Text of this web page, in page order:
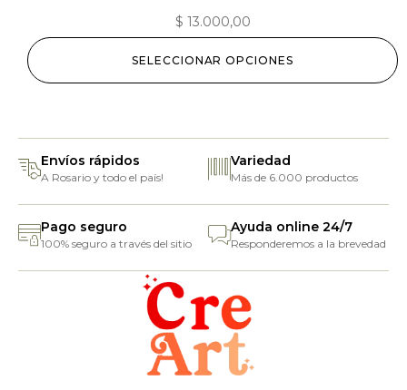
$ 13.000,00
SELECCIONAR OPCIONES
Envíos rápidos
A Rosario y todo el país!
Variedad
Más de 6.000 productos
Pago seguro
100% seguro a través del sitio
Ayuda online 24/7
Responderemos a la brevedad